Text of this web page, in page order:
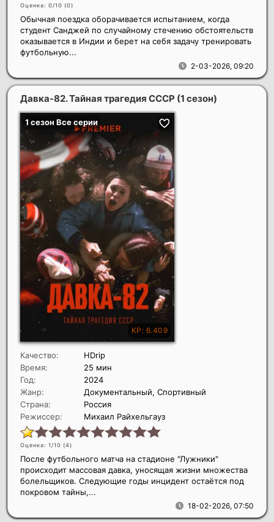
Оценка: 0/10 (0)
2-03-2026, 09:20
Обычная поездка оборачивается испытанием, когда
студент Санджей по случайному стечению обстоятельств
оказывается в Индии и берет на себя задачу тренировать
футбольную...
Давка-82. Тайная трагедия СССР (1 сезон)
Качество:
HDrip
Время:
25 мин
Год:
2024
Жанр:
Документальный, Спортивный
Страна:
Россия
Режиссер:
Михаил Райхельгауз
Оценка: 1/10 (4)
18-02-2026, 07:50
После футбольного матча на стадионе "Лужники"
происходит массовая давка, уносящая жизни множества
болельщиков. Следующие годы инцидент остаётся под
покровом тайны,...